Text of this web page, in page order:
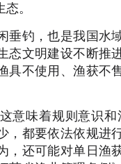
。
垂钓，也是我国水
态文明建设不断推
具不使用、渔获不
意味着规则意识
，都要依法依规进
，还可能对单日渔